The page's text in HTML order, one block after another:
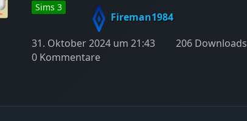
Sims 3
Fireman1984
31. Oktober 2024 um 21:43
206 Downloads
0 Kommentare